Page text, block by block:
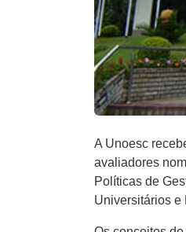
A Unoesc
avaliadores
Políticas de
Universitários e